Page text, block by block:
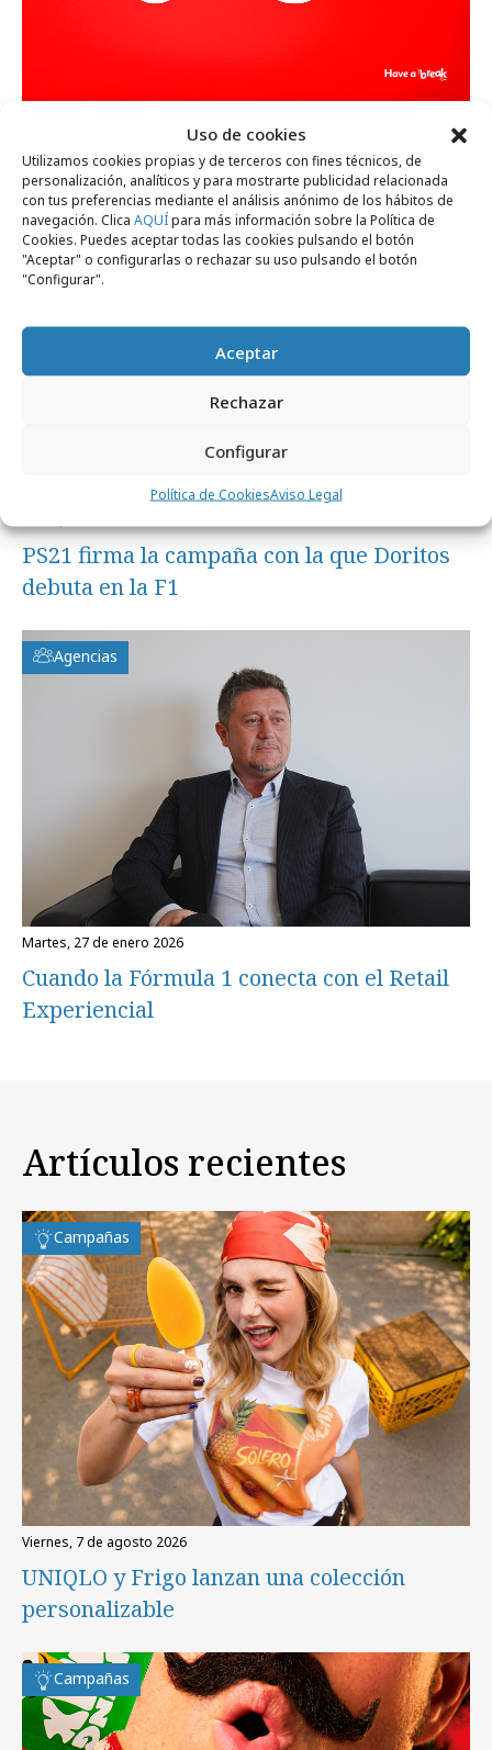
Uso de cookies
Utilizamos cookies propias y de terceros con fines técnicos, de
personalización, analíticos y para mostrarte publicidad relacionada
con tus preferencias mediante el análisis anónimo de los hábitos de
navegación. Clica AQUÍpara más información sobre la Política de
Cookies. Puedes aceptar todas las cookies pulsando el botón
"Aceptar" o configurarlas o rechazar su uso pulsando el botón
"Configurar".
Aceptar
Rechazar
Configurar
Política de CookiesAviso Legal
KitKat nos invita a leer las señales
escondidas a simple vista
Campañas
PS21 firma la campaña con la que Doritos
debuta en la F1
Agencias
martes, 27 de enero 2026
Cuando la Fórmula 1 conecta con el Retail
Experiencial
Artículos recientes
Campañas
viernes, 7 de agosto 2026
UNIQLO y Frigo lanzan una colección
personalizable
Campañas